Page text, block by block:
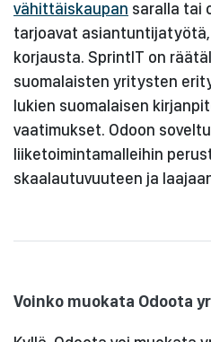
vähittäiskaupan saralla tai
tarjoavat
korjausta. SprintIT on
suomalaisten yritysten
lukien suomalaisen
vaatimukset. Odoon
liiketoimintamalleihin
skaalautuvuuteen ja
Voinko muokata Odoota